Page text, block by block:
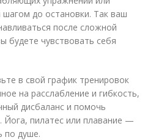
шагом до остановки. Так ваш
после сложной
будете чувствовать себя
в свой график тренировок
на расслабление и гибкость,
дисбаланс и помочь
Йога, пилатес или плавание —
по душе.